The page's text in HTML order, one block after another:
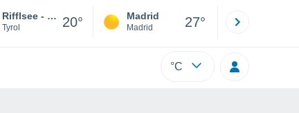
Rifflsee - Pitztal
Tyrol 20° Madrid
Madrid 27°
°C